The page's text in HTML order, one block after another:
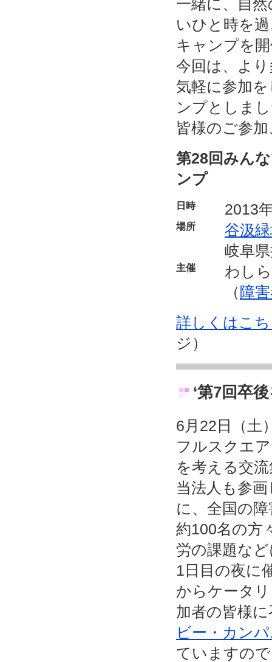
一緒に、自
いひと時を
キャンプを
今回は、よ
気軽に参加
ンプとしま
皆様のご参
第28回みん
ンプ
日時 2013
場所
谷汲
岐阜
主催
わし
（ 障
詳しくはこ
ジ）
‘第7回卒
6月22日（土
フルスクエ
を考える交
当法人も参
に、全国の
約100名の方
労の課題な
1日目の夜に
からケータ
加者の皆様
ビー・カン
ていますの